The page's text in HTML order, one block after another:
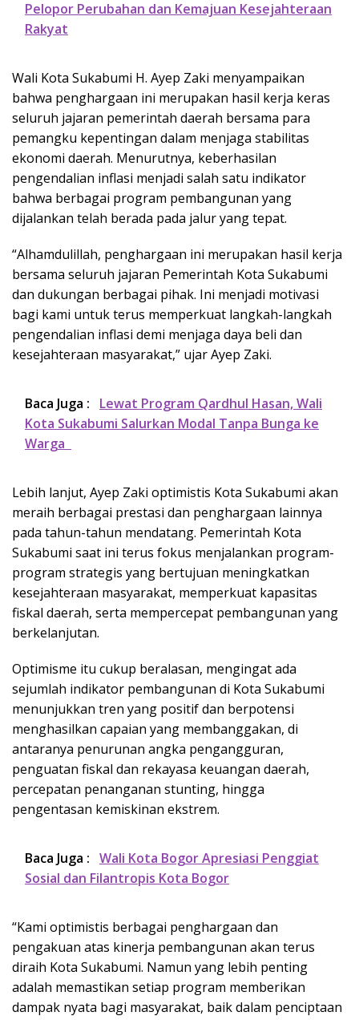
Pelopor Perubahan dan Kemajuan Kesejahteraan
Rakyat
Wali Kota Sukabumi H. Ayep Zaki menyampaikan
bahwa penghargaan ini merupakan hasil kerja keras
seluruh jajaran pemerintah daerah bersama para
pemangku kepentingan dalam menjaga stabilitas
ekonomi daerah. Menurutnya, keberhasilan
pengendalian inflasi menjadi salah satu indikator
bahwa berbagai program pembangunan yang
dijalankan telah berada pada jalur yang tepat.
“Alhamdulillah, penghargaan ini merupakan hasil kerja
bersama seluruh jajaran Pemerintah Kota Sukabumi
dan dukungan berbagai pihak. Ini menjadi motivasi
bagi kami untuk terus memperkuat langkah-langkah
pengendalian inflasi demi menjaga daya beli dan
kesejahteraan masyarakat,” ujar Ayep Zaki.
Baca Juga :
Lewat Program Qardhul Hasan, Wali
Kota Sukabumi Salurkan Modal Tanpa Bunga ke
Warga
Lebih lanjut, Ayep Zaki optimistis Kota Sukabumi akan
meraih berbagai prestasi dan penghargaan lainnya
pada tahun-tahun mendatang. Pemerintah Kota
Sukabumi saat ini terus fokus menjalankan program-
program strategis yang bertujuan meningkatkan
kesejahteraan masyarakat, memperkuat kapasitas
fiskal daerah, serta mempercepat pembangunan yang
berkelanjutan.
Optimisme itu cukup beralasan, mengingat ada
sejumlah indikator pembangunan di Kota Sukabumi
menunjukkan tren yang positif dan berpotensi
menghasilkan capaian yang membanggakan, di
antaranya penurunan angka pengangguran,
penguatan fiskal dan rekayasa keuangan daerah,
percepatan penanganan stunting, hingga
pengentasan kemiskinan ekstrem.
Baca Juga : Wali Kota Bogor Apresiasi Penggiat
Sosial dan Filantropis Kota Bogor
“Kami optimistis berbagai penghargaan dan
pengakuan atas kinerja pembangunan akan terus
diraih Kota Sukabumi. Namun yang lebih penting
adalah memastikan setiap program memberikan
dampak nyata bagi masyarakat, baik dalam penciptaan